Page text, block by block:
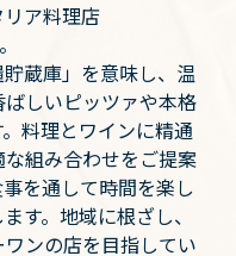
ア料理店
蔵庫」を意味し、温
しいピッツァや本格
料理とワインに精通
組み合わせをご提案
を通して時間を楽し
す。地域に根ざし、
ンの店を目指してい